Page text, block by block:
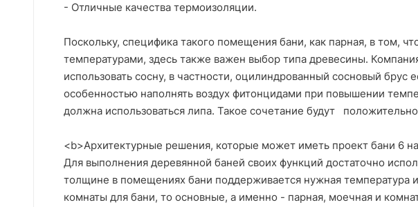
- Отличные качества термоизоляции.
Поскольку, специфика такого помещения бани, как парная, в том,
температурами, здесь также важен выбор типа древесины.
использовать сосну, в частности, оцилиндрованный сосновый брус
особенностью наполнять воздух фитонцидами при повышении
должна использоваться липа. Такое сочетание будут
<b>Архитектурные решения, которые может иметь проект бани 6
Для выполнения деревянной баней своих функций достаточно
толщине в помещениях бани поддерживается нужная температура
комнаты для бани, то основные, а именно - парная, моечная и